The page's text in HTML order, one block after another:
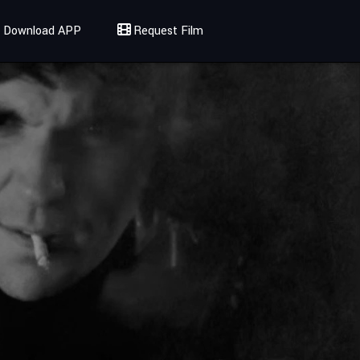
Download APP Request Film